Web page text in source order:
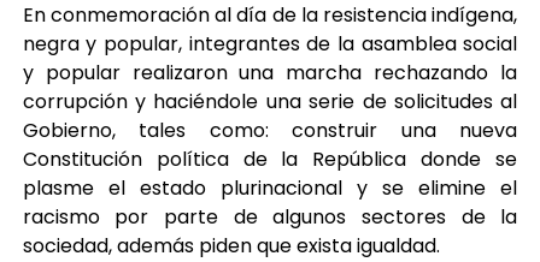
En conmemoración al día de la resistencia indígena,
negra y popular, integrantes de la asamblea social
y popular realizaron una marcha rechazando la
corrupción y haciéndole una serie de solicitudes al
Gobierno, tales como: construir una nueva
Constitución política de la República donde se
plasme el estado plurinacional y se elimine el
racismo por parte de algunos sectores de la
sociedad, además piden que exista igualdad.